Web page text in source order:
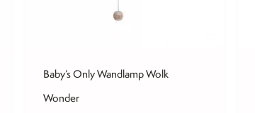
Baby’s Only Wandlamp Wolk
Wonder